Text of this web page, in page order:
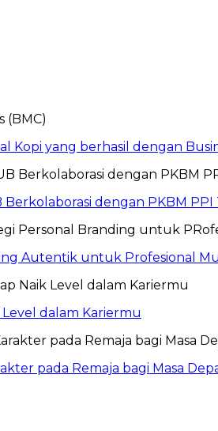
Kopi yang berhasil dengan
Berkolaborasi dengan PKBM
Autentik untuk Profesional
dalam Kariermu
pada Remaja bagi Masa